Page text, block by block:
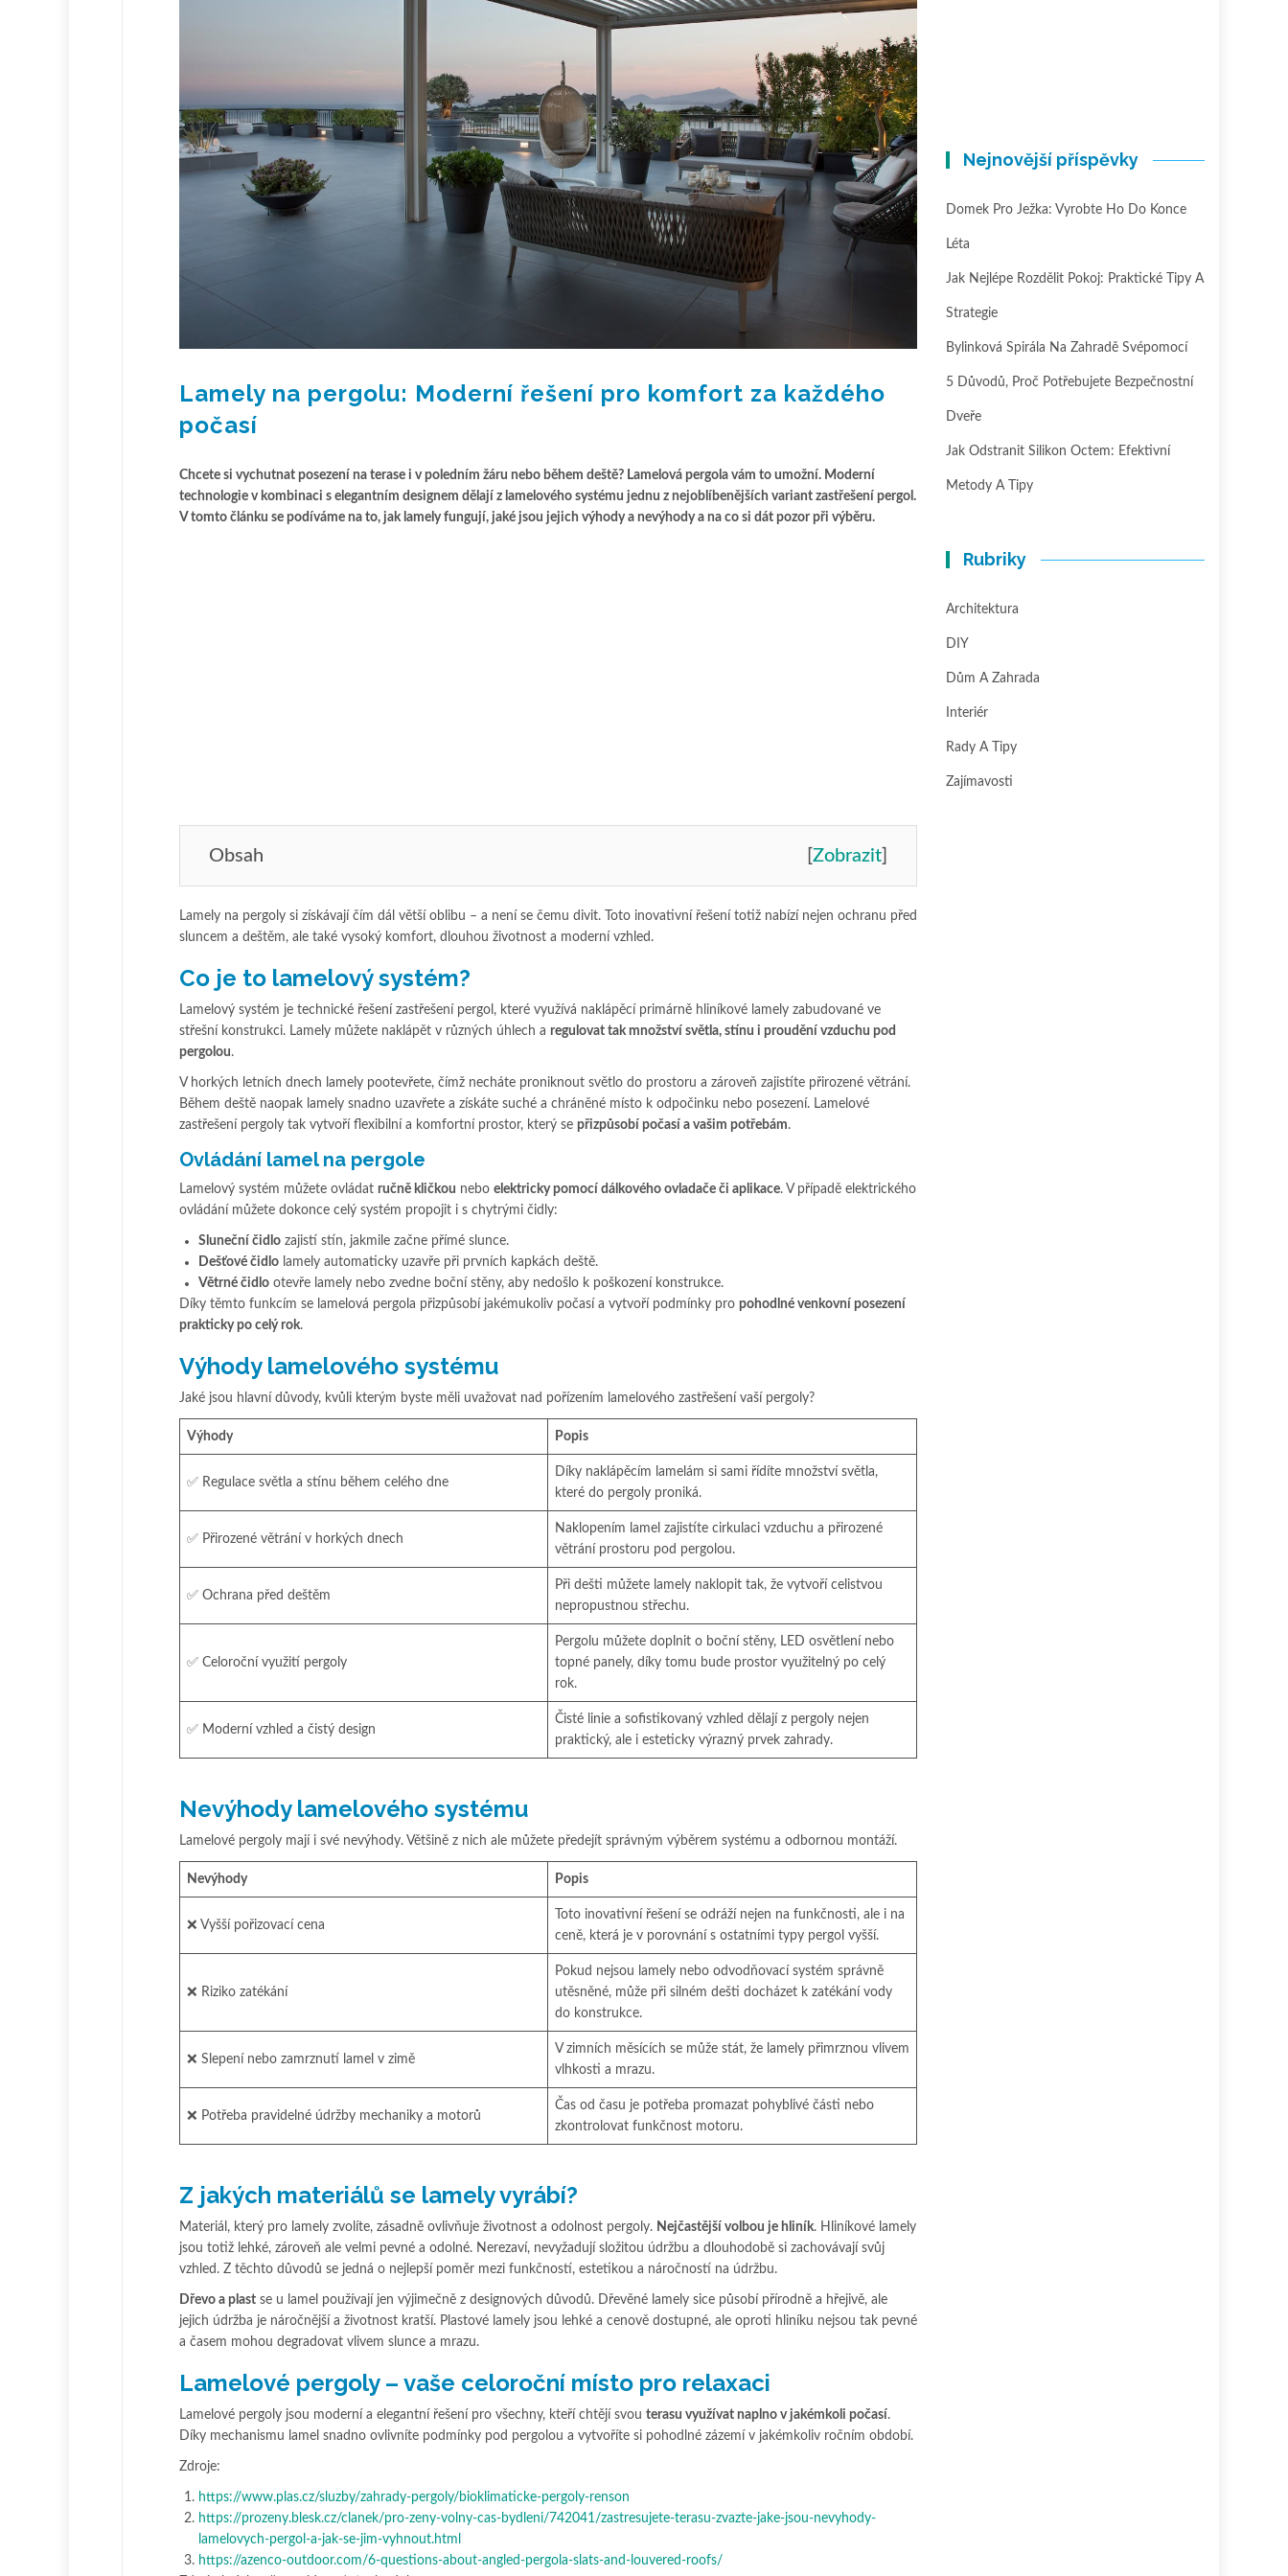
Lamely na pergolu: Moderní řešení pro komfort za každého
počasí
Chcete si vychutnat posezení na terase i v poledním žáru nebo během deště? Lamelová pergola vám to umožní. Moderní
technologie v kombinaci s elegantním designem dělají z lamelového systému jednu z nejoblí benějších variant zastřešení pergol.
V tomto článku se podíváme na to, jak lamely fungují, jaké jsou jejich výhody a nevýhody a na co si dát pozor při výběru.
Obsah Zobrazit
Lamely na pergoly si získávají čím dál větší oblibu – a není se čemu divit. Toto inovativní řešení totiž nabízí nejen ochranu před
sluncem a deštěm, ale také vysoký komfort, dlouhou životnost a moderní vzhled.
Co je to lamelový systém?
Lamelový systém je technické řešení zastřešení pergol, které využívá naklápěcí primárně hliníkové lamely zabudované ve
střešní konstrukci. Lamely můžete naklápět v různých úhlech a regulovat tak množství světla, stínu i proudění vzduchu pod
pergolou.
V horkých letních dnech lamely pootevřete, čímž necháte proniknout světlo do prostoru a zároveň zajistíte přirozené větrání.
Během deště naopak lamely snadno uzavřete a získáte suché a chráněné místo k odpočinku nebo posezení. Lamelové
zastřešení pergoly tak vytvoří flexibilní a komfortní prostor, který se přizpůsobí počasí a vašim potřebám.
Ovládání lamel na pergole
Lamelový systém můžete ovládat ručně kličkou nebo elektricky pomocí dálkového ovladače či aplikace. V případě elektrického
ovládání můžete dokonce celý systém propojit i s chytrými čidly:
Sluneční čidlo zajistí stín, jakmile začne přímé slunce.
Dešťové čidlo lamely automaticky uzavře při prvních kapkách deště.
Větrné čidlo otevře lamely nebo zvedne boční stěny, aby nedošlo k poškození konstrukce.
Díky těmto funkcím se lamelová pergola přizpůsobí jakémukoliv počasí a vytvoří podmínky pro pohodlné venkovní posezení
prakticky po celý rok.
Výhody lamelového systému
Jaké jsou hlavní důvody, kvůli kterým byste měli uvažovat nad pořízením lamelového zastřešení vaší pergoly?
Výhody Popis
✅ Regulace světla a stínu během celého dne
Díky naklápěcím lamelám si sami řídíte množství světla,
které do pergoly proniká.
✅ Přirozené větrání v horkých dnech
Naklopením lamel zajistíte cirkulaci vzduchu a přirozené
větrání prostoru pod pergolou.
✅ Ochrana před deštěm
Při dešti můžete lamely naklopit tak, že vytvoří celistvou
nepropustnou střechu.
✅ Celoroční využití pergoly
Pergolu můžete doplnit o boční stěny, LED osvětlení nebo
topné panely, díky tomu bude prostor využitelný po celý
rok.
✅ Moderní vzhled a čistý design
Čisté linie a sofistikovaný vzhled dělají z pergoly nejen
praktický, ale i esteticky výrazný prvek zahrady.
Nevýhody lamelového systému
Lamelové pergoly mají i své nevýhody. Většině z nich ale můžete předejít správným výběrem systému a odbornou montáží.
Nevýhody Popis
❌ Vyšší pořizovací cena
Toto inovativní řešení se odráží nejen na funkčnosti, ale i na
ceně, která je v porovnání s ostatními typy pergol vyšší.
❌ Riziko zatékání
Pokud nejsou lamely nebo odvodňovací systém správně
utěsněné, může při silném dešti docházet k zatékání vody
do konstrukce.
❌ Slepení nebo zamrznutí lamel v zimě
V zimních měsících se může stát, že lamely přimrznou vlivem
vlhkosti a mrazu.
❌ Potřeba pravidelné údržby mechaniky a motorů
Čas od času je potřeba promazat pohyblivé části nebo
zkontrolovat funkčnost motoru.
Z jakých materiálů se lamely vyrábí?
Materiál, který pro lamely zvolíte, zásadně ovlivňuje životnost a odolnost pergoly. Nejčastější volbou je hliník. Hliníkové lamely
jsou totiž lehké, zároveň ale velmi pevné a odolné. Nerezaví, nevyžadují složitou údržbu a dlouhodobě si zachovávají svůj
vzhled. Z těchto důvodů se jedná o nejlepší poměr mezi funkčností, estetikou a náročností na údržbu.
Dřevo a plast se u lamel používají jen výjimečně z designových důvodů. Dřevěné lamely sice působí přírodně a hřejivě, ale
jejich údržba je náročnější a životnost kratší. Plastové lamely jsou lehké a cenově dostupné, ale oproti hliníku nejsou tak pevné
a časem mohou degradovat vlivem slunce a mrazu.
Lamelové pergoly – vaše celoroční místo pro relaxaci
Lamelové pergoly jsou moderní a elegantní řešení pro všechny, kteří chtějí svou terasu využívat naplno v jakémkoli počasí.
Díky mechanismu lamel snadno ovlivníte podmínky pod pergolou a vytvoříte si pohodlné zázemí v jakémkoliv ročním období.
Zdroje:
https://www.plas.cz/sluzby/zahrady-pergoly/bioklimaticke-pergoly-renson
https://prozeny.blesk.cz/clanek/pro-zeny-volny-cas-bydleni/742041/zastresujete-terasu-zvazte-jake-jsou-nevyhody-
lamelovych-pergol-a-jak-se-jim-vyhnout.html
https://azenco-outdoor.com/6-questions-about-angled-pergola-slats-and-louvered-roofs/
Nejnovější příspěvky
Domek Pro Ježka: Vyrobte Ho Do Konce
Léta
Jak Nejlépe Rozdělit Pokoj: Praktické Tipy A
Strategie
Bylinková Spirála Na Zahradě Svépomocí
5 Důvodů, Proč Potřebujete Bezpečnostní
Dveře
Jak Odstranit Silikon Octem: Efektivní
Metody A Tipy
Rubriky
Architektura
DIY
Dům A Zahrada
Interiér
Rady A Tipy
Zajímavosti